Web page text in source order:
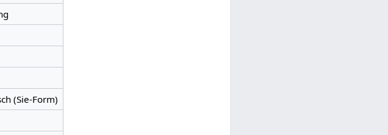
(Sie-Form)